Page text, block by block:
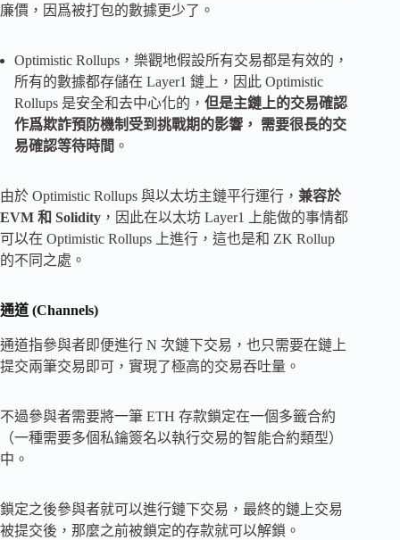
廉價，因爲被打包的數據更少了。
Optimistic Rollups，樂觀地假設所有交易都是有效的，
所有的數據都存儲在 Layer1 鏈上，因此 Optimistic
Rollups 是安全和去中心化的， 但是主鏈上的交易確認
作爲欺詐預防機制受到挑戰期的影響， 需要很長的交
易確認等待時間 。
由於 Optimistic Rollups 與以太坊主鏈平行運行， 兼容於
EVM 和 Solidity ，因此在以太坊 Layer1 上能做的事情都
可以在 Optimistic Rollups 上進行，這也是和 ZK Rollup
的不同之處。
通道 (Channels)
通道指參與者即便進行 N 次鏈下交易，也只需要在鏈上
提交兩筆交易即可，實現了極高的交易吞吐量。
不過參與者需要將一筆 ETH 存款鎖定在一個多籤合約
（一種需要多個私鑰簽名以執行交易的智能合約類型）
中。
鎖定之後參與者就可以進行鏈下交易，最終的鏈上交易
被提交後，那麼之前被鎖定的存款就可以解鎖。